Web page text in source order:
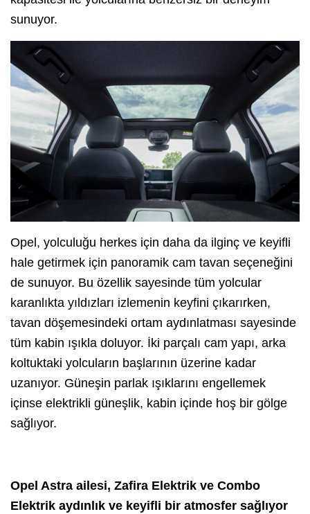
sunuyor.
Opel, yolculuğu herkes için daha da ilginç ve keyifli
hale getirmek için panoramik cam tavan seçeneğini
de sunuyor. Bu özellik sayesinde tüm yolcular
karanlıkta yıldızları izlemenin keyfini çıkarırken,
tavan döşemesindeki ortam aydınlatması sayesinde
tüm kabin ışıkla doluyor. İki parçalı cam yapı, arka
koltuktaki yolcuların başlarının üzerine kadar
uzanıyor. Güneşin parlak ışıklarını engellemek
içinse elektrikli güneşlik, kabin içinde hoş bir gölge
sağlıyor.
Opel Astra ailesi, Zafira Elektrik ve Combo
Elektrik aydınlık ve keyifli bir atmosfer sağlıyor